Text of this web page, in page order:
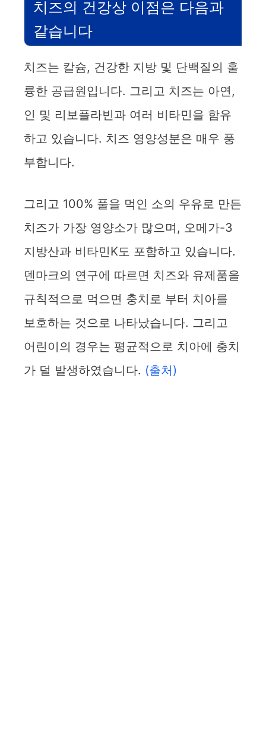
치즈의 건강상 이점은 다음과
같습니다
치즈는 칼슘, 건강한 지방 및 단백질의 훌
륭한 공급원입니다. 그리고 치즈는 아연,
인 및 리보플라빈과 여러 비타민을 함유
하고 있습니다. 치즈 영양성분은 매우 풍
부합니다.
그리고 100% 풀을 먹인 소의 우유로 만든
치즈가 가장 영양소가 많으며, 오메가-3
지방산과 비타민K도 포함하고 있습니다.
덴마크의 연구에 따르면 치즈와 유제품을
규칙적으로 먹으면 충치로 부터 치아를
보호하는 것으로 나타났습니다. 그리고
어린이의 경우는 평균적으로 치아에 충치
가 덜 발생하였습니다. (출처)